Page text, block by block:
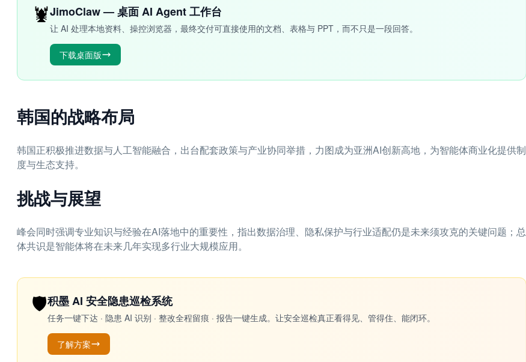
🦞JimoClaw — 桌面 AI Agent 工作台
让 AI 处理本地资料、操控浏览器，最终交付可直接使用的文档、表格与 PPT，而不只是一段回答。
下载桌面版
韩国的战略布局
韩国正积极推进数据与人工智能融合，出台配套政策与产业协同举措，力图成为亚洲AI创新高地，为智能体商业化提供制
度与生态支持。
挑战与展望
峰会同时强调专业知识与经验在AI落地中的重要性，指出数据治理、隐私保护与行业适配仍是未来须攻克的关键问题；总
体共识是智能体将在未来几年实现多行业大规模应用。
🛡️积墨 AI 安全隐患巡检系统
任务一键下达 · 隐患 AI 识别 · 整改全程留痕 · 报告一键生成。让安全巡检真正看得见、管得住、能闭环。
了解方案